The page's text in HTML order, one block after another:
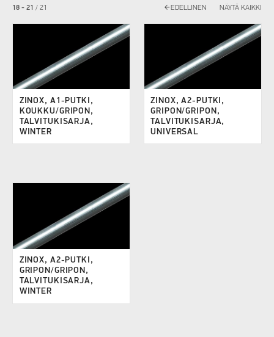
18 - 21 / 21 arrow_back EDELLINEN NÄYTÄ KAIKKI
ZINOX, A1-PUTKI,
KOUKKU/GRIPON,
TALVITUKISARJA,
WINTER
ZINOX, A2-PUTKI,
GRIPON/GRIPON,
TALVITUKISARJA,
UNIVERSAL
ZINOX, A2-PUTKI,
GRIPON/GRIPON,
TALVITUKISARJA,
WINTER